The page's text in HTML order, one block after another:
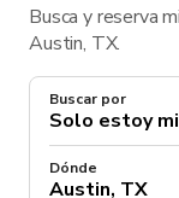
Busca y reserva
Austin, TX.
Buscar por
Dónde